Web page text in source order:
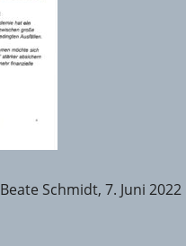
Beate Schmidt, 7. Juni 2022